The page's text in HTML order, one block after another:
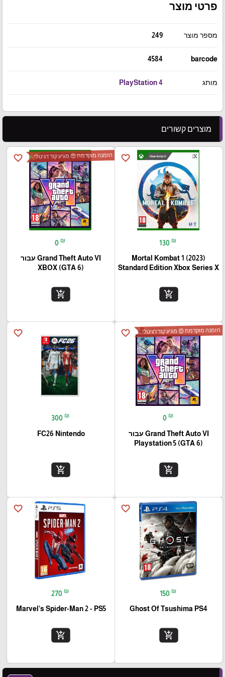
פרטי מוצר
מספר מוצר 249
barcode
4584
מותג PlayStation 4
מוצרים קשורים
favorite_border
130 ₪
Mortal Kombat 1 (2023)
Standard Edition Xbox Series X
add_shopping_cart
favorite_border הזמנה מוקדמת 😍 מגיע קוד דגיטלי
0 ₪
Grand Theft Auto VI עבור
(XBOX (GTA 6
add_shopping_cart
favorite_border הזמנה מוקדמת 😍 מגיע קוד דגיטלי
0 ₪
Grand Theft Auto VI עבור
(Playstation 5 (GTA 6
add_shopping_cart
favorite_border
300 ₪
FC26 Nintendo
add_shopping_cart
favorite_border
150 ₪
Ghost Of Tsushima PS4
add_shopping_cart
favorite_border
270 ₪
Marvel’s Spider-Man 2 - PS5
add_shopping_cart